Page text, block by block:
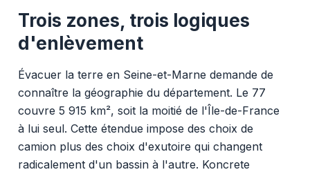
Trois zones, trois logiques
d'enlèvement
Évacuer la terre en Seine-et-Marne demande de
connaître la géographie du département. Le 77
couvre 5 915 km², soit la moitié de l'Île-de-France
à lui seul. Cette étendue impose des choix de
camion plus des choix d'exutoire qui changent
radicalement d'un bassin à l'autre. Koncrete